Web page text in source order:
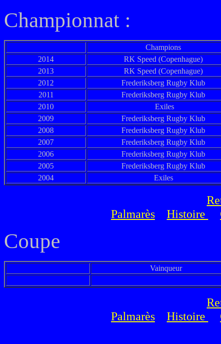
Championnat :
Champions
2014
RK Speed (Copenhague)
2013
RK Speed (Copenhague)
2012
Frederiksberg Rugby Klub
2011
Frederiksberg Rugby Klub
2010
Exiles
2009
Frederiksberg Rugby Klub
2008
Frederiksberg Rugby Klub
2007
Frederiksberg Rugby Klub
2006
Frederiksberg Rugby Klub
2005
Frederiksberg Rugby Klub
2004
Exiles
Palmarès
Histoire
Coupe
Vainqueur
Palmarès
Histoire